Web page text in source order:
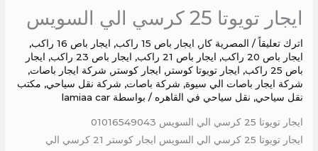
ايجار تويوتا 25 كرسي الي السويس
اترك تعليقاً / المصرية كار, ايجار باص 15 راكب , ايجار باص 16 راكب
,
ايجار باص 20 راكب
, ايجار باص 21 راكب , ايجار باص 23 راكب , ايجار
باص 25 راكب
, ايجار تويوتا كوستر, ايجار كوستر, شركة ايجار باصات,
شركة ايجار باصات الي سيوة, شركة باصات, شركة نقل سياحي, مكتب
نقل سياحي, نقل سياحي في القاهره / بواسطة lamiaa car
ايجار تويوتا 25 كرسي الي السويس 01016549043
ايجار تويوتا 25 كرسي الي السويس ايجار كوستر 21 كرسي الي